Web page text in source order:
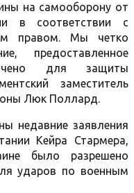
на самооборону от
в соответствии с
правом. Мы четко
предоставленное
для защиты
заместитель
Люк Поллард.
недавние заявления
Кейра Стармера,
было разрешено
ударов по военным